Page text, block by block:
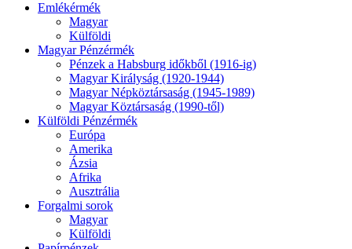
Emlékérmék
Magyar
Külföldi
Magyar Pénzérmék
Pénzek a Habsburg időkből (1916-ig)
Magyar Királyság (1920-1944)
Magyar Népköztársaság (1945-1989)
Magyar Köztársaság (1990-től)
Külföldi Pénzérmék
Európa
Amerika
Ázsia
Afrika
Ausztrália
Forgalmi sorok
Magyar
Külföldi